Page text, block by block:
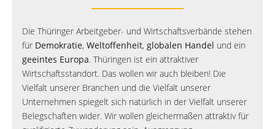
Die Thüringer Arbeitgeber- und Wirtschaftsverbände stehen
für Demokratie, Weltoffenheit, globalen Handel und ein
geeintes Europa. Thüringen ist ein attraktiver
Wirtschaftsstandort. Das wollen wir auch bleiben! Die
Vielfalt unserer Branchen und die Vielfalt unserer
Unternehmen spiegelt sich natürlich in der Vielfalt unserer
Belegschaften wider. Wir wollen gleichermaßen attraktiv für